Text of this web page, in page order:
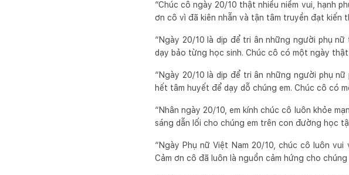
“Chúc cô ngày 20/10 thật nhiều niềm vui, hạnh
ơn cô vì đã kiên nhẫn và tận tâm truyền đạt kiến
“Ngày 20/10 là dịp để tri ân những người phụ
dạy bảo từng học sinh. Chúc cô có một ngày thật
“Ngày 20/10 là dịp để tri ân những người phụ
hết tâm huyết để dạy dỗ chúng em. Chúc cô có
“Nhân ngày 20/10, em kính chúc cô luôn khỏe
sáng dẫn lối cho chúng em trên con đường học
“Ngày Phụ nữ Việt Nam 20/10, chúc cô luôn
Cảm ơn cô đã luôn là nguồn cảm hứng cho